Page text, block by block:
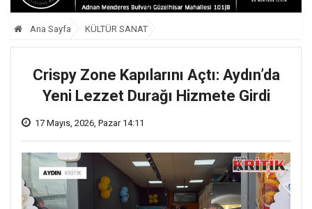
Ana Sayfa KÜLTÜR SANAT
Crispy Zone Kapılarını Açtı: Aydın’da
Yeni Lezzet Durağı Hizmete Girdi
17 Mayıs, 2026, Pazar 14:11